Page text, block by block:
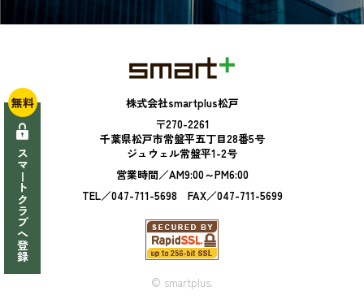
株式会社smartplus松戸
〒270-2261
千葉県松戸市常盤平五丁目28番5号
ジュウェル常盤平1-2号
営業時間／AM9:00～PM6:00
TEL／047-711-5698 FAX／047-711-5699
© smartplus.
無料
スマートクラブへ登録